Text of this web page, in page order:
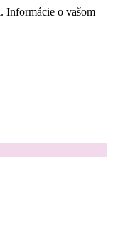
Informácie o vašom